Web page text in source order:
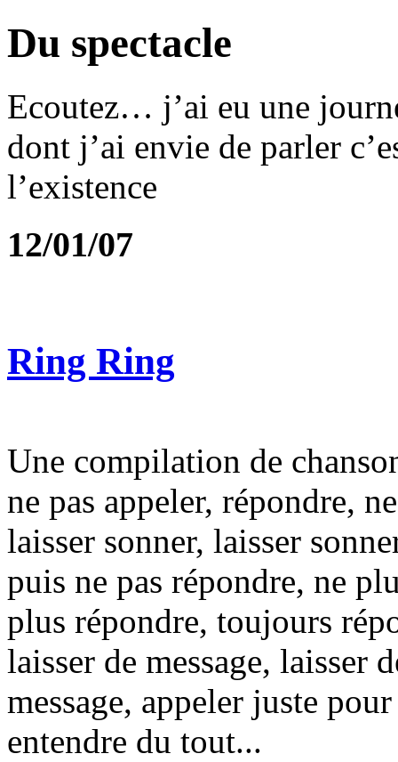
Du spectacle
Ecoutez… j’ai eu une
dont j’ai envie de parler
l’existence
12/01/07
Ring Ring
Une compilation de
ne pas appeler, répondre,
laisser sonner, laisser
puis ne pas répondre, ne
plus répondre, toujours
laisser de message, laisser
message, appeler juste
entendre du tout...